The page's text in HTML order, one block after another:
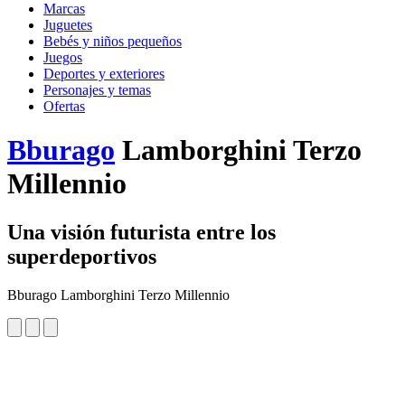
Marcas
Juguetes
Bebés y niños pequeños
Juegos
Deportes y exteriores
Personajes y temas
Ofertas
Bburago Lamborghini Terzo
Millennio
Una visión futurista entre los
superdeportivos
Bburago Lamborghini Terzo Millennio